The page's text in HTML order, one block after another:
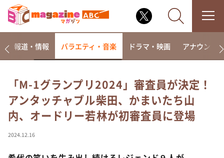
なるみ・岡村の過ぎるTV
相席食堂
これ余談なんですけど・・・
て真剣です
報道・情報 バラエティ・音楽 ドラマ・映画 アナウンサー
「M-1グランプリ2024」審査員が決定！
アンタッチャブル柴田、かまいたち山
内、オードリー若林が初審査員に登場
2024.12.16